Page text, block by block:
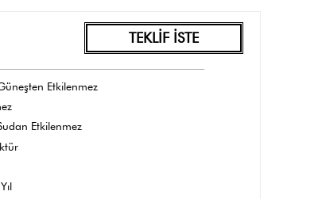
TEKLİF İSTE
Etkilenmez
Etkilenmez